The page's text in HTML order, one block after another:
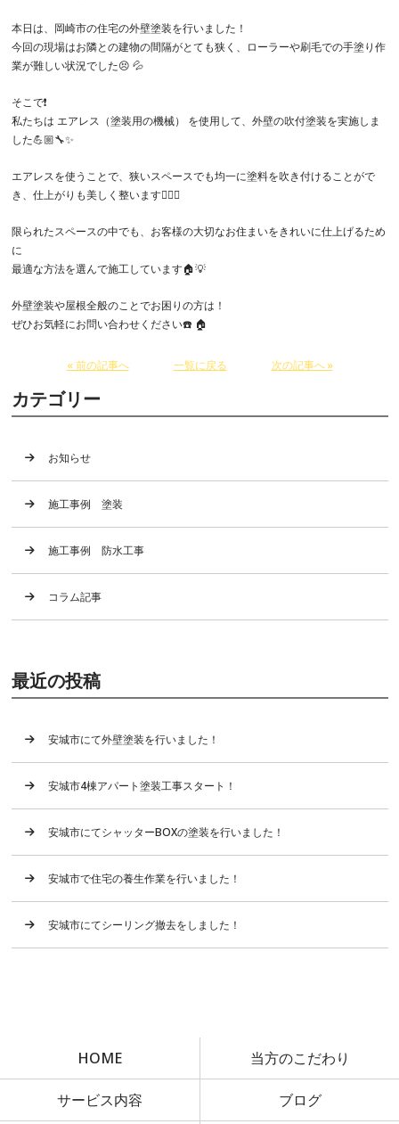
本日は、岡崎市の住宅の外壁塗装を行いました！
今回の現場はお隣との建物の間隔がとても狭く、ローラーや刷毛での手塗り作
業が難しい状況でした😣 💦
そこで❗️
私たちは エアレス（塗装用の機械） を使用して、外壁の吹付塗装を実施しま
した💪🏼🔧✨
エアレスを使うことで、狭いスペースでも均一に塗料を吹き付けることがで
き、仕上がりも美しく整います👌🏻✨
限られたスペースの中でも、お客様の大切なお住まいをきれいに仕上げるため
に
最適な方法を選んで施工しています🏠💡
外壁塗装や屋根全般のことでお困りの方は！
ぜひお気軽にお問い合わせください☎️ 🏠
« 前の記事へ 一覧に戻る 次の記事へ »
カテゴリー
お知らせ
施工事例 塗装
施工事例 防水工事
コラム記事
最近の投稿
安城市にて外壁塗装を行いました！
安城市4棟アパート塗装工事スタート！
安城市にてシャッターBOXの塗装を行いました！
安城市で住宅の養生作業を行いました！
安城市にてシーリング撤去をしました！
HOME 当方のこだわり
サービス内容 ブログ